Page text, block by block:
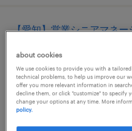
【愛知】営業シニアマネ
愛知, 愛知県
permanent
¥14,000,000 - ¥18,000,000
～ 1,800万円
about cookies
We use cookies to provide you with a
technical problems, to help us improve our
offer you more relevant information in
decline them, or click "customize" to specify
change your options at any time. More
policy.